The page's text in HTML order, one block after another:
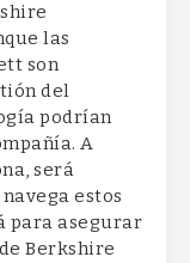
las
son
del
podrían
A
será
estos
para asegurar
Berkshire